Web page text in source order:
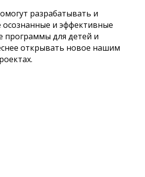
разрабатывать и
и эффективные
программы для детей и
открывать новое нашим